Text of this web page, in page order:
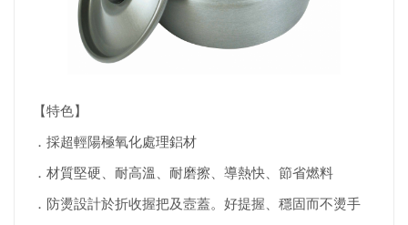
【特色】
．採超輕陽極氧化處理鋁材
．材質堅硬、耐高溫、耐磨擦、導熱快、節省燃料
．防燙設計於折收握把及壼蓋。好提握、穩固而不燙手